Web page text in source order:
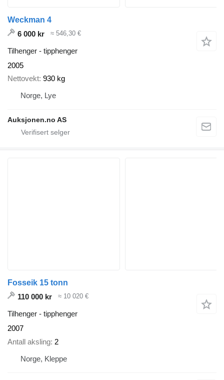
Weckman 4
6 000 kr
≈ 546,30 €
Tilhenger - tipphenger
2005
Nettovekt 930 kg
Norge, Lye
Auksjonen.no AS
Fosseik 15 tonn
110 000 kr
≈ 10 020 €
Tilhenger - tipphenger
2007
Antall aksling 2
Norge, Kleppe